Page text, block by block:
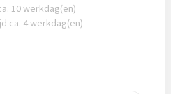
10 werkdag(en)
ca. 4 werkdag(en)